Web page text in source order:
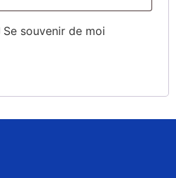
Se souvenir de moi